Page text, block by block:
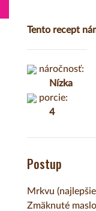
Tento recept
náročnosť:
Nízka
porcie:
4
Postup
Mrkvu
Zmäknuté